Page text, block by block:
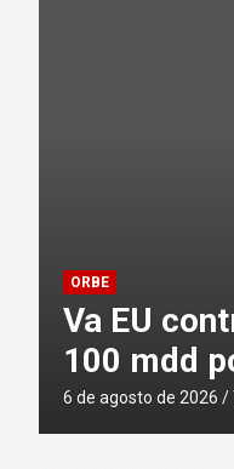
TAMAULIPAS
“Es
6 de agosto de 2026